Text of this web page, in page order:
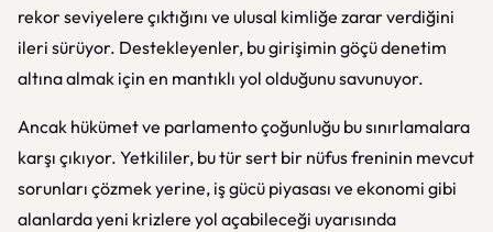
rekor seviyelere çıktığını ve ulusal kimliğe zarar verdiğini
ileri sürüyor. Destekleyenler, bu girişimin göçü denetim
altına almak için en mantıklı yol olduğunu savunuyor.
Ancak hükümet ve parlamento çoğunluğu bu sınırlamalara
karşı çıkıyor. Yetkililer, bu tür sert bir nüfus freninin mevcut
sorunları çözmek yerine, iş gücü piyasası ve ekonomi gibi
alanlarda yeni krizlere yol açabileceği uyarısında